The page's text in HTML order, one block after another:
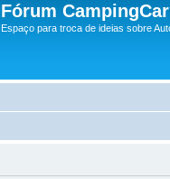
Fórum
Espaço para troca de ideias sobre